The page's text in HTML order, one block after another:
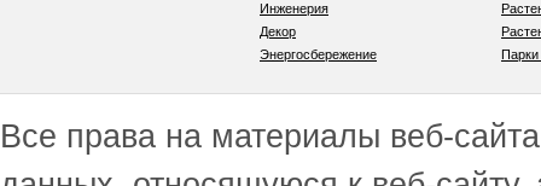
Инженерия
Декор
Энергосбережение
Все права на материалы веб-